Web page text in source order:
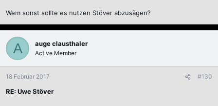
Wem sonst sollte es nutzen Stöver abzusägen?
A auge clausthaler
Active Member
18 Februar 2017 #130
RE: Uwe Stöver